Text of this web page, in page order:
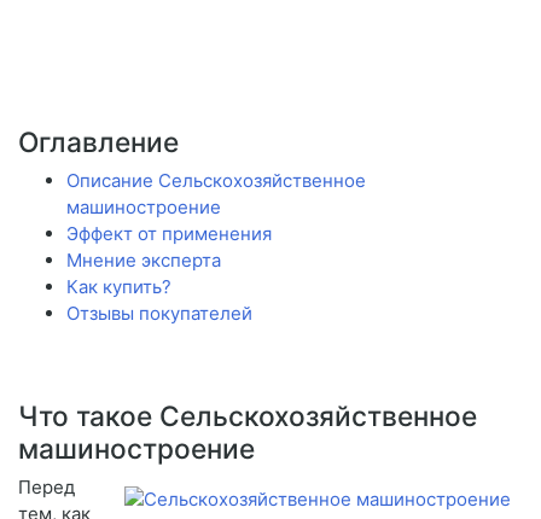
Оглавление
Описание Сельскохозяйственное
машиностроение
Эффект от применения
Мнение эксперта
Как купить?
Отзывы покупателей
Что такое Сельскохозяйственное
машиностроение
Перед
тем, как